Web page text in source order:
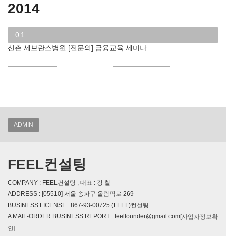
2014
01
신촌 세브란스병원 [전문의] 금융교육 세미나
ADMIN
FEEL컨설팅
COMPANY : FEEL컨설팅 , 대표 : 강 철
ADDRESS : [05510] 서울 송파구 올림픽로 269
BUSINESS LICENSE : 867-93-00725 (FEEL)컨설팅
A MAIL-ORDER BUSINESS REPORT : feelfounder@gmail.com[사업자정보확
인]